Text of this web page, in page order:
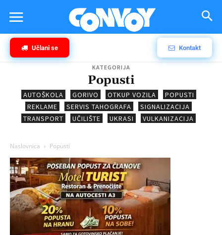
Učlani se Kontakt
KATEGORIJA
Popusti
AUTOŠKOLA GORIVO OTKUP VOZILA
POPUSTI
REKLAME
SERVIS TAHOGRAFA
SIGNALIZACIJA
TRANSPORT
UČILIŠTE UKRASI VULKANIZACIJA
Naslovnica Popusti